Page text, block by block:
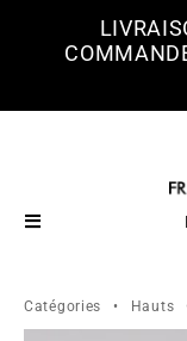
Catégories • Hauts